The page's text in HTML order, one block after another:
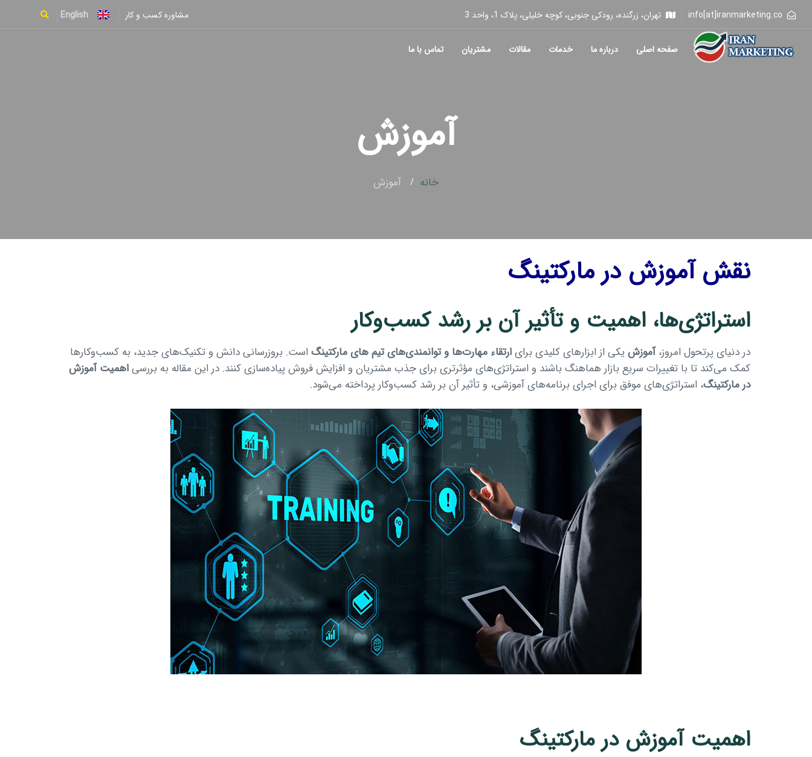
info[at]iranmarketing.co تهران، زرگنده، رودکی جنوبی، کوچه خلیلی، پلاک 1، واحد 3 مشاوره کسب و کار English
صفحه اصلی درباره ما خدمات مقالات مشتریان تماس با ما
آموزش
خانه آموزش
نقش آموزش در مارکتینگ
استراتژی‌ها، اهمیت و تأثیر آن بر رشد کسب‌وکار
در دنیای پرتحول امروز،آموزش یکی از ابزارهای کلیدی برایارتقاء مهارت‌ها و توانمندی‌های تیم های مارکتینگ است. بروزرسانی دانش و تکنیک‌های جدید، به کسب‌وکارها
کمک می‌کند تا با تغییرات سریع بازار هماهنگ باشند و استراتژی‌های مؤثرتری برای جذب مشتریان و افزایش فروش پیاده‌سازی کنند. در این مقاله به بررسیاهمیت آموزش
در مارکتینگ، استراتژی‌های موفق برای اجرای برنامه‌های آموزشی، و تأثیر آن بر رشد کسب‌وکار پرداخته می‌شود.
اهمیت آموزش در مارکتینگ